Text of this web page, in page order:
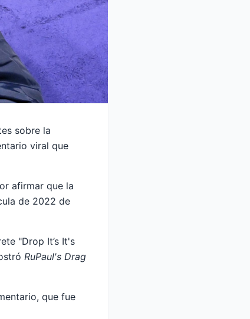
sobre la
viral que
afirmar que la
de 2022 de
"Drop It’s It's
RuPaul's Drag
que fue